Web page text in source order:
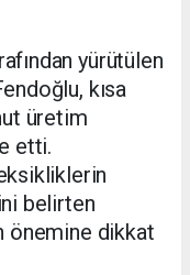
yürütülen
kısa
üretim
etti.
belirten
önemine dikkat